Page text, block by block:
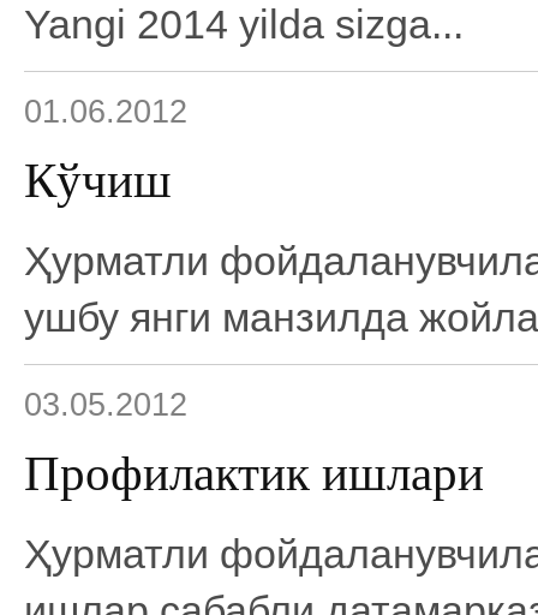
Yangi 2014 yilda sizga...
01.06.2012
Кўчиш
Ҳурматли
ушбу янги манзилда
03.05.2012
Профилактик ишлари
Ҳурматли